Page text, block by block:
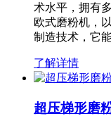
术水平，拥有
欧式磨粉机，
制造技术，它
了解详情
超压梯形磨